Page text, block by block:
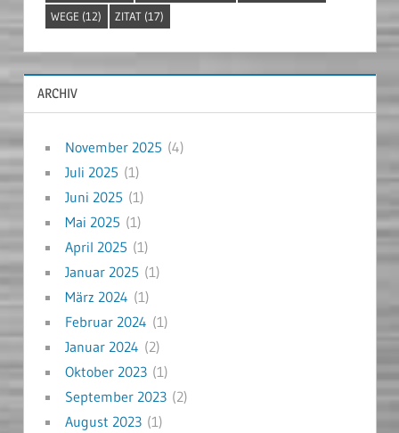
WEGE (12) ZITAT (17)
ARCHIV
November 2025 (4)
Juli 2025 (1)
Juni 2025 (1)
Mai 2025 (1)
April 2025 (1)
Januar 2025 (1)
März 2024 (1)
Februar 2024 (1)
Januar 2024 (2)
Oktober 2023(1)
September 2023(2)
August 2023(1)